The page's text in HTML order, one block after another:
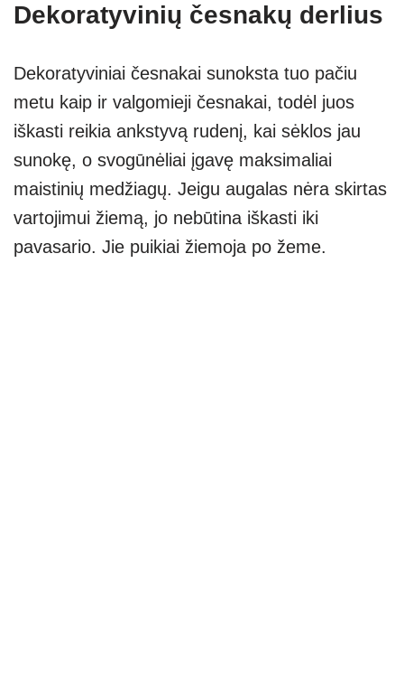
Dekoratyvinių česnakų derlius
Dekoratyviniai česnakai sunoksta tuo pačiu
metu kaip ir valgomieji česnakai, todėl juos
iškasti reikia ankstyvą rudenį, kai sėklos jau
sunokę, o svogūnėliai įgavę maksimaliai
maistinių medžiagų. Jeigu augalas nėra skirtas
vartojimui žiemą, jo nebūtina iškasti iki
pavasario. Jie puikiai žiemoja po žeme.